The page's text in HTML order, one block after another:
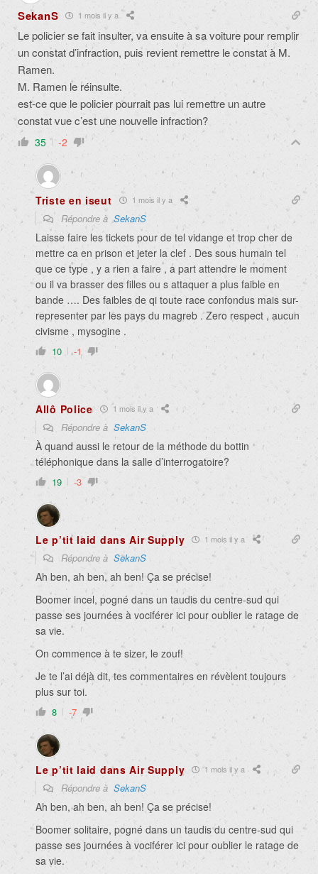
SekanS 1 mois il y a
Le policier se fait insulter, va ensuite à sa voiture pour remplir
un constat d’infraction, puis revient remettre le constat à M.
Ramen.
M. Ramen le réinsulte.
est-ce que le policier pourrait pas lui remettre un autre
constat vue c’est une nouvelle infraction?
35 -2
Triste en iseut 1 mois il y a
Répondre à SekanS
Laisse faire les tickets pour de tel vidange et trop cher de
mettre ca en prison et jeter la clef . Des sous humain tel
que ce type , y a rien a faire , a part attendre le moment
ou il va brasser des filles ou s attaquer a plus faible en
bande …. Des faibles de qi toute race confondus mais sur-
representer par les pays du magreb . Zero respect , aucun
civisme , mysogine .
10 -1
Allô Police 1 mois il y a
Répondre à SekanS
À quand aussi le retour de la méthode du bottin
téléphonique dans la salle d’interrogatoire?
19 -3
Le p’tit laid dans Air Supply 1 mois il y a
Répondre à SekanS
Ah ben, ah ben, ah ben! Ça se précise!
Boomer incel, pogné dans un taudis du centre-sud qui
passe ses journées à vociférer ici pour oublier le ratage de
sa vie.
On commence à te sizer, le zouf!
Je te l’ai déjà dit, tes commentaires en révèlent toujours
plus sur toi.
8 -7
Le p’tit laid dans Air Supply 1 mois il y a
Répondre à SekanS
Ah ben, ah ben, ah ben! Ça se précise!
Boomer solitaire, pogné dans un taudis du centre-sud qui
passe ses journées à vociférer ici pour oublier le ratage de
sa vie.